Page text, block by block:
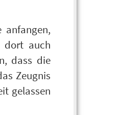
anfangen,
dort auch
dass die
Zeugnis
gelassen